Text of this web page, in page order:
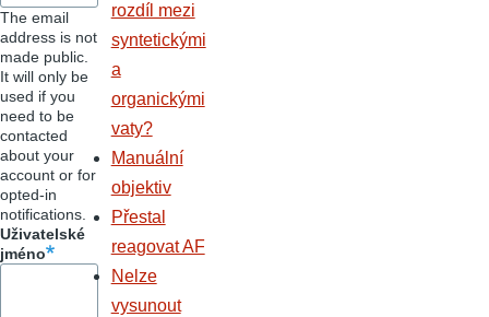
The email
address is not
made public.
It will only be
used if you
need to be
contacted
about your
account or for
opted-in
notifications.
Uživatelské
jméno
rozdíl mezi
syntetickými
a
organickými
vaty?
Manuální
objektiv
Přestal
reagovat AF
Nelze
vysunout